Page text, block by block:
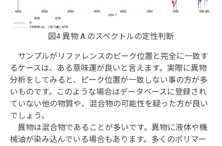
図4 異物 A のスペクトルの定性判断
サンプルがリファレンスのピーク位置と完全に一致す
るケースは、ある意味運が良いと言えます。実際に異物
分析をしてみると、ピーク位置が一致しない事の方が多
いものです。このような場合はデータベースに登録され
ていない他の物質や、混合物の可能性を疑った方が良い
でしょう。
異物は混合物であることが多いです。異物に液体や機
械油が染み込んでいる場合もあります。多くのポリマー